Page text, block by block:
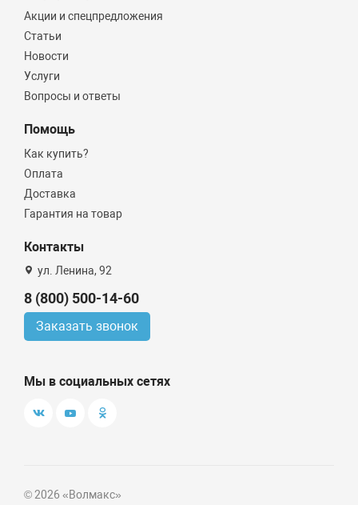
Акции и спецпредложения
Статьи
Новости
Услуги
Вопросы и ответы
Помощь
Как купить?
Оплата
Доставка
Гарантия на товар
Контакты
ул. Ленина, 92
8 (800) 500-14-60
Заказать звонок
Мы в социальных сетях
© 2026 «Волмакс»